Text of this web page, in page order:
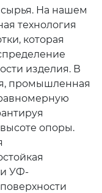
сырья. На нашем
технология
которая
изделия. В
промышленная
опоры.
УФ-